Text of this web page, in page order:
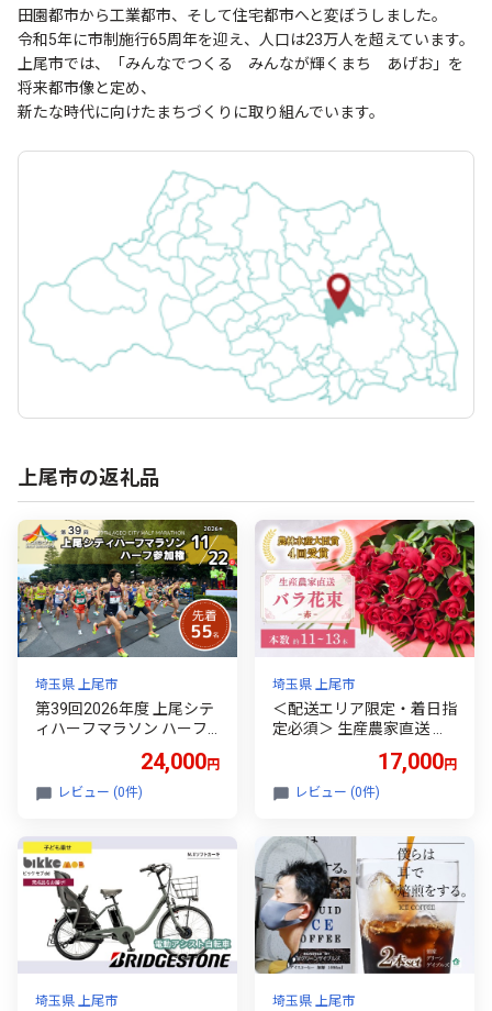
田園都市から工業都市、そして住宅都市へと変ぼうしました。
令和5年に市制施行65周年を迎え、人口は23万人を超えています。
上尾市では、「みんなでつくる みんなが輝くまち あげお」を
将来都市像と定め、
新たな時代に向けたまちづくりに取り組んでいます。
上尾市の返礼品
埼玉県 上尾市
第39回2026年度 上尾シテ
ィハーフマラソン ハーフ
参加権 | マラソン ハーフマ
ラソン チケット イベント
チケット マラソン出場券
郊外 平坦なコース 世界陸
連 日本陸上競技連盟 公認
関東 埼玉県 上尾市
24,000円
レビュー (0件)
埼玉県 上尾市
＜配送エリア限定・着日指
定必須＞ 生産農家直送 バ
ラ花束 新鮮 赤 約11～13本
| バラ ばら 薔薇 ローズ 赤
花束 着日指定可能 誕生日
臣賞 プレゼント 贈り物 常
温 生花
17,000円
レビュー (0件)
埼玉県 上尾市 埼玉県 上尾市